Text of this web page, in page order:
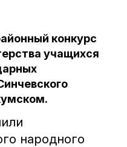
конкурс
учащихся
народного